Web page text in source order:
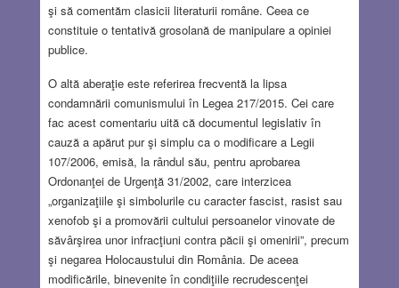
şi să comentăm clasicii literaturii române. Ceea ce
constituie o tentativă grosolană de manipulare a opiniei
publice.
O altă aberaţie este referirea frecventă la lipsa
condamnării comunismului în Legea 217/2015. Cei care
fac acest comentariu uită că documentul legislativ în
cauză a apărut pur şi simplu ca o modificare a Legii
107/2006, emisă, la rândul său, pentru aprobarea
Ordonanţei de Urgenţă 31/2002, care interzicea
„organizaţiile şi simbolurile cu caracter fascist, rasist sau
xenofob şi a promovării cultului persoanelor vinovate de
săvârşirea unor infracţiuni contra păcii şi omenirii”, precum
şi negarea Holocaustului din România. De aceea
modificările, binevenite în condiţiile recrudescenţei